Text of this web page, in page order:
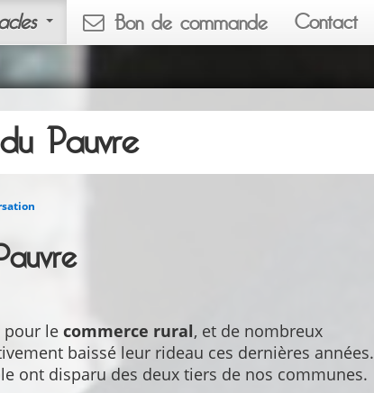
Bon de commande Contact
Pauvre
pour le commerce rural, et de nombreux
baissé leur rideau ces dernières années.
ont disparu des deux tiers de nos communes.